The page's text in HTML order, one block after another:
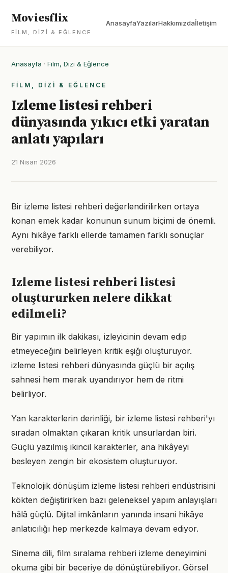
Moviesflix
FILM, DIZI & EĞLENCE
AnasayfaYazılarHakkımızdaİletişim
Anasayfa · Film, Dizi & Eğlence
FILM, DIZI & EĞLENCE
Izleme listesi rehberi
dünyasında yıkıcı etki yaratan
anlatı yapıları
21 Nisan 2026
Bir izleme listesi rehberi değerlendirilirken ortaya
konan emek kadar konunun sunum biçimi de önemli.
Aynı hikâye farklı ellerde tamamen farklı sonuçlar
verebiliyor.
Izleme listesi rehberi listesi
oluştururken nelere dikkat
edilmeli?
Bir yapımın ilk dakikası, izleyicinin devam edip
etmeyeceğini belirleyen kritik eşiği oluşturuyor.
izleme listesi rehberi dünyasında güçlü bir açılış
sahnesi hem merak uyandırıyor hem de ritmi
belirliyor.
Yan karakterlerin derinliği, bir izleme listesi rehberi'yı
sıradan olmaktan çıkaran kritik unsurlardan biri.
Güçlü yazılmış ikincil karakterler, ana hikâyeyi
besleyen zengin bir ekosistem oluşturuyor.
Teknolojik dönüşüm izleme listesi rehberi endüstrisini
kökten değiştirirken bazı geleneksel yapım anlayışları
hâlâ güçlü. Dijital imkânların yanında insani hikâye
anlatıcılığı hep merkezde kalmaya devam ediyor.
Sinema dili, film sıralama rehberi izleme deneyimini
okuma gibi bir beceriye de dönüştürebiliyor. Görsel